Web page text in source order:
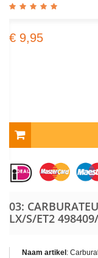
€ 9,95
03:
LX/S/ET2
Naam artikel :